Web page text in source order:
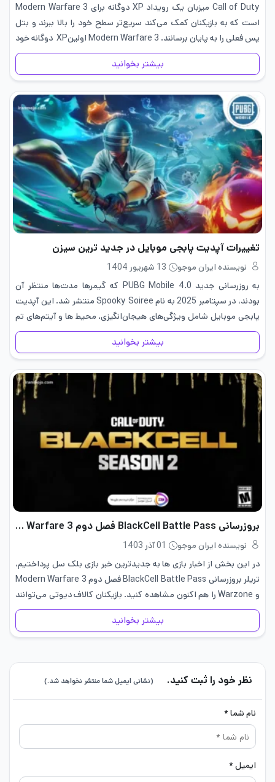
Call of Duty میزبان یک رویداد XP دوگانه برای Modern Warfare 3
است که به بازیکنان کمک می‌کند سریع‌تر سطح خود را بالا ببرند و بتل
پس فعلی را به پایان برسانند. Modern Warfare 3 اولینXP دوگانه خود
را از…
بیشتر بخوانید
تغییرات آپدیت پابجی موبایل در جدید ترین سیزن
نویسنده ایران موجو
13 شهریور 1404
به روزرسانی جدید PUBG Mobile 4.0 که گیمرها مدت‌ها منتظر آن
بودند، در سپتامبر 2025 به نام Spooky Soiree منتشر شد. این آپدیت
پابجی موبایل شامل ویژگی‌های هیجان‌انگیزی، محیط ها و آیتم‌های تم
دار و آینه‌های جادویی است. همچنین، وسایل…
بیشتر بخوانید
بروزرسانی BlackCell Battle Pass فصل دوم Modern Warfare 3 و Warzone
نویسنده ایران موجو
01 آذر 1403
در این بخش از اخبار بازی ها به جدیدترین خبر بازی بلک سل پرداختیم،
تریلر بروزرسانی BlackCell Battle Pass فصل دوم Modern Warfare 3
و Warzone را هم اکنون مشاهده کنید. بازیکنان کالاف دیوتی می‌توانند
پس از ارتقاء به بتل…
بیشتر بخوانید
نظر خود را ثبت کنید. (نشانی ایمیل شما منتشر نخواهد شد.)
نام شما *
ایمیل *